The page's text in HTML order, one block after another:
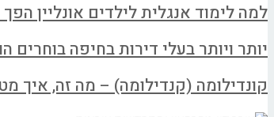
למה לימוד אנגלית לילדים אונליין
יותר ויותר בעלי דירות בחיפה
קונדילומה (קנדילומה) – מה זה, איך